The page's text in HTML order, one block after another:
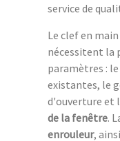
service de
Le clef en
nécessitent la
paramètres :
existantes, le
d'ouverture et
de la fenêtre.
enrouleur,